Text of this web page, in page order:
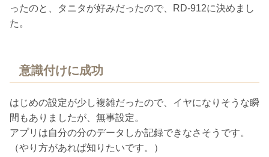
ったのと、タニタが好みだったので、RD-912に決めまし
た。
意識付けに成功
はじめの設定が少し複雑だったので、イヤになりそうな瞬
間もありましたが、無事設定。
アプリは自分の分のデータしか記録できなさそうです。
（やり方があれば知りたいです。）